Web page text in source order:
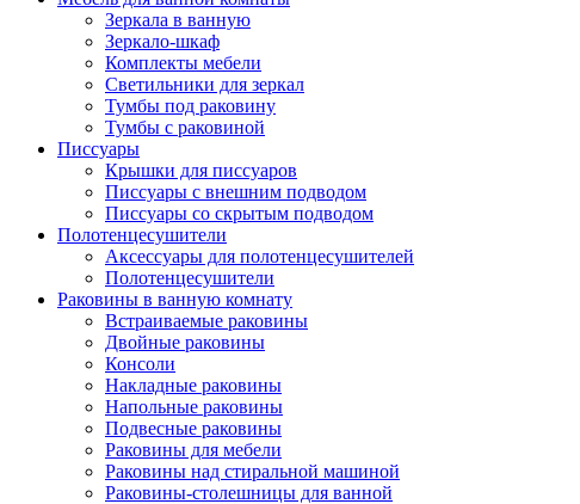
Зеркала в ванную
Зеркало-шкаф
Комплекты мебели
Светильники для зеркал
Тумбы под раковину
Тумбы с раковиной
Писсуары
Крышки для писсуаров
Писсуары с внешним подводом
Писсуары со скрытым подводом
Полотенцесушители
Аксессуары для полотенцесушителей
Полотенцесушители
Раковины в ванную комнату
Встраиваемые раковины
Двойные раковины
Консоли
Накладные раковины
Напольные раковины
Подвесные раковины
Раковины для мебели
Раковины над стиральной машиной
Раковины-столешницы для ванной